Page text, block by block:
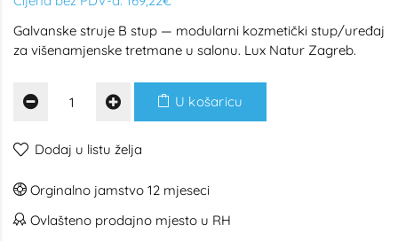
Galvanske struje B stup — modularni kozmetički stup/uređaj
za višenamjenske tretmane u salonu. Lux Natur Zagreb.
U košaricu
Dodaj u listu želja
Orginalno jamstvo 12 mjeseci
Ovlašteno prodajno mjesto u RH